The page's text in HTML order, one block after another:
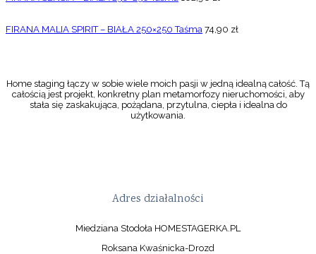
FIRANA MALIA SPIRIT – BIAŁA 250×250 Taśma 74,90 zł
Home staging łączy w sobie wiele moich pasji w jedną idealną całość. Tą
całością jest projekt, konkretny plan metamorfozy nieruchomości, aby
stała się zaskakująca, pożądana, przytulna, ciepła i idealna do
użytkowania.
Adres działalności
Miedziana Stodoła HOMESTAGERKA.PL
Roksana Kwaśnicka-Drozd